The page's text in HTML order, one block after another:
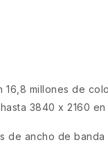
16,8 millones de
3840 x 2160
de ancho de